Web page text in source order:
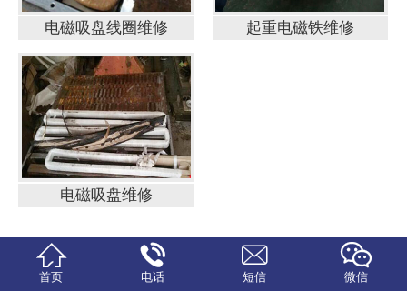
荣誉资质
电磁吸盘线圈维修 起重电磁铁维修
电磁吸盘维修

首页

电话

短信

微信